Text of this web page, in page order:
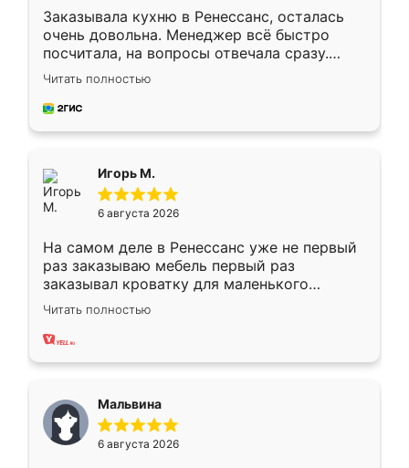
Заказывала кухню в Ренессанс, осталась
очень довольна. Менеджер всё быстро
посчитала, на вопросы отвечала сразу.
Замерщик приехал в субботу, подошёл к
делу со всей ответственностью. Собрали
за день, ребята работали аккуратно, даже
Читать полностью
Игорь М.
6 августа 2026
На самом деле в Ренессанс уже не первый
раз заказываю мебель первый раз
заказывал кроватку для маленького
ребёнка при его рождении ,во второй раз
заказал шкаф-купе. По качеству очень
хорошее сборка достаточно быстрая,
меньше, здесь же он более разнообразный.
Мне нравится ,если что-то потребуется из
мебели буду заказывать только здесь.
Читать полностью
Мальвина
6 августа 2026